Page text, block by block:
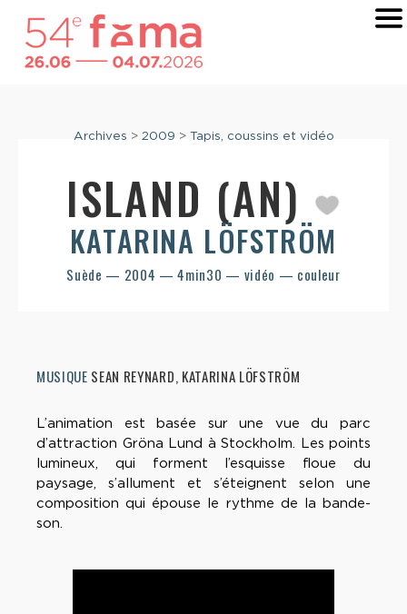
Archives > 2009 > Tapis, coussins et vidéo
ISLAND (AN)
KATARINA LÖFSTRÖM
Suède — 2004 — 4min30 — vidéo — couleur
MUSIQUE SEAN REYNARD, KATARINA LÖFSTRÖM
L’animation est basée sur une vue du parc
d’attraction Gröna Lund à Stockholm. Les points
lumineux, qui forment l’esquisse floue du
paysage, s’allument et s’éteignent selon une
composition qui épouse le rythme de la bande-
son.